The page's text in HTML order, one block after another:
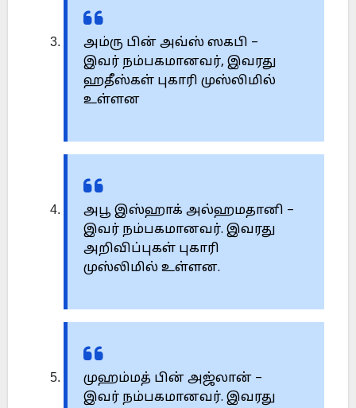
அம்ரு பின் அவ்ஸ் ஸகபி –
இவர் நம்பகமானவர், இவரது
ஹதீஸ்கள் புகாரி முஸ்லிமில்
உள்ளன
அபூ இஸ்ஹாக் அல்ஹமதானி –
இவர் நம்பகமானவர். இவரது
அறிவிப்புகள் புகாரி
முஸ்லிமில் உள்ளன.
முஹம்மத் பின் அஜ்லான் –
இவர் நம்பகமானவர். இவரது